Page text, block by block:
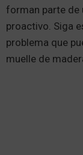
forman parte de
proactivo. Siga
problema que
muelle de